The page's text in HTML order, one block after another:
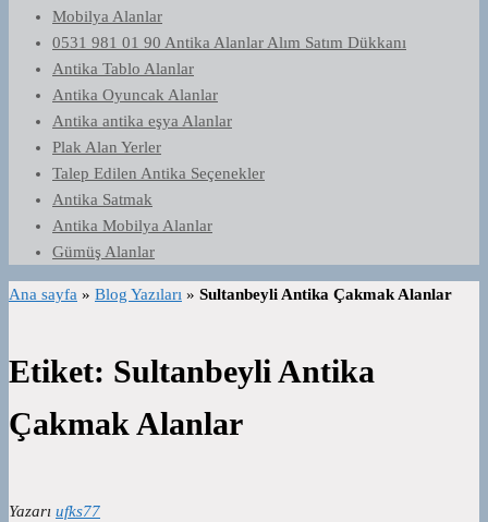
Mobilya Alanlar
0531 981 01 90 Antika Alanlar Alım Satım Dükkanı
Antika Tablo Alanlar
Antika Oyuncak Alanlar
Antika antika eşya Alanlar
Plak Alan Yerler
Talep Edilen Antika Seçenekler
Antika Satmak
Antika Mobilya Alanlar
Gümüş Alanlar
Ana sayfa » Blog Yazıları » Sultanbeyli Antika Çakmak Alanlar
Etiket: Sultanbeyli Antika
Çakmak Alanlar
Yazarı ufks77